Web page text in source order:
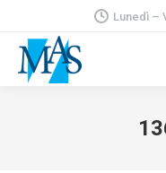
Lunedì –